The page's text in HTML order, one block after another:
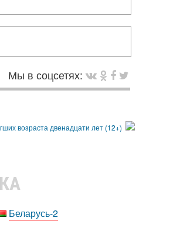
Мы в соцсетях:
Беларусь-2